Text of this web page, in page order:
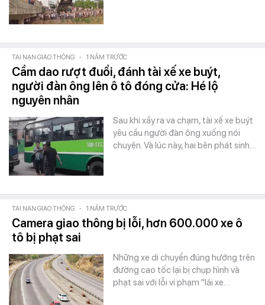
TAI NẠN GIAO THÔNG - 1 NĂM TRƯỚC
Cầm dao rượt đuổi, đánh tài xế xe buýt,
người đàn ông lên ô tô đóng cửa: Hé lộ
nguyên nhân
Sau khi xảy ra va chạm, tài xế xe buýt
yêu cầu người đàn ông xuống nói
chuyện. Và lúc này, hai bên phát sinh…
TAI NẠN GIAO THÔNG - 1 NĂM TRƯỚC
Camera giao thông bị lỗi, hơn 600.000 xe ô
tô bị phạt sai
Những xe di chuyển đúng hướng trên
đường cao tốc lại bị chụp hình và
phạt sai với lỗi vi phạm "lái xe…